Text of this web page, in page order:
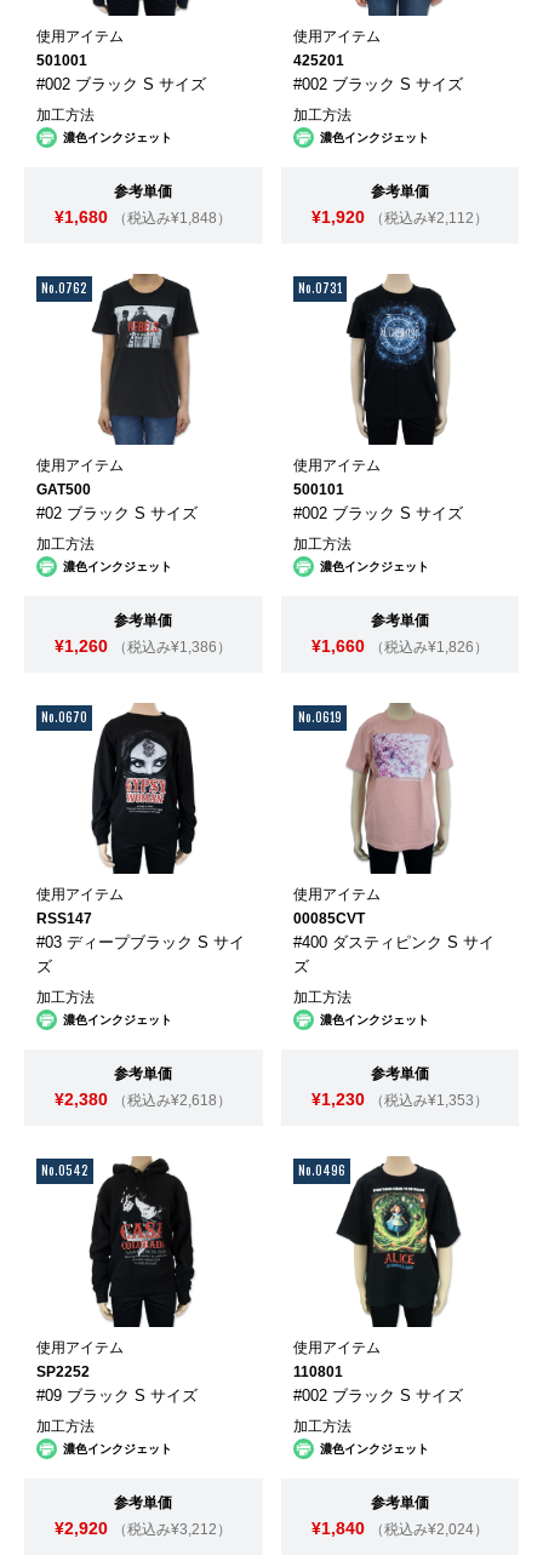
使用アイテム
501001
#002 ブラック S サイズ
加工方法
濃色インクジェット
参考単価
¥1,680 （税込み¥1,848）
使用アイテム
425201
#002 ブラック S サイズ
加工方法
濃色インクジェット
参考単価
¥1,920 （税込み¥2,112）
No.0762
使用アイテム
GAT500
#02 ブラック S サイズ
加工方法
濃色インクジェット
参考単価
¥1,260 （税込み¥1,386）
No.0731
使用アイテム
500101
#002 ブラック S サイズ
加工方法
濃色インクジェット
参考単価
¥1,660 （税込み¥1,826）
No.0670
使用アイテム
RSS147
#03 ディープブラック S サイ
ズ
加工方法
濃色インクジェット
参考単価
¥2,380 （税込み¥2,618）
No.0619
使用アイテム
00085CVT
#400 ダスティピンク S サイ
ズ
加工方法
濃色インクジェット
参考単価
¥1,230 （税込み¥1,353）
No.0542
使用アイテム
SP2252
#09 ブラック S サイズ
加工方法
濃色インクジェット
参考単価
¥2,920 （税込み¥3,212）
No.0496
使用アイテム
110801
#002 ブラック S サイズ
加工方法
濃色インクジェット
参考単価
¥1,840 （税込み¥2,024）